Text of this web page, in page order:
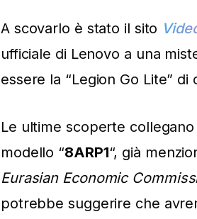
A scovarlo è stato il sito
ufficiale di Lenovo a una
essere la “Legion Go Lite”
Le ultime scoperte
modello “8ARP1“, già
Eurasian Economic
potrebbe suggerire che